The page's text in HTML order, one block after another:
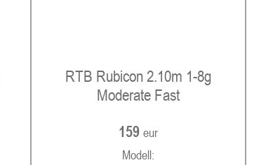
RTB Rubicon 2.10m 1-8g
Moderate Fast
159 eur
Modell: